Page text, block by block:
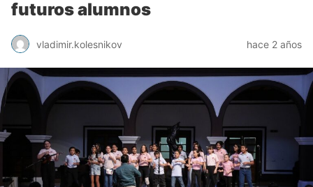
futuros alumnos
vladimir.kolesnikov hace 2 años